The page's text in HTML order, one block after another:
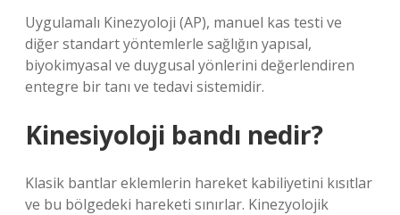
Uygulamalı Kinezyoloji (AP), manuel kas testi ve
diğer standart yöntemlerle sağlığın yapısal,
biyokimyasal ve duygusal yönlerini değerlendiren
entegre bir tanı ve tedavi sistemidir.
Kinesiyoloji bandı nedir?
Klasik bantlar eklemlerin hareket kabiliyetini kısıtlar
ve bu bölgedeki hareketi sınırlar. Kinezyolojik